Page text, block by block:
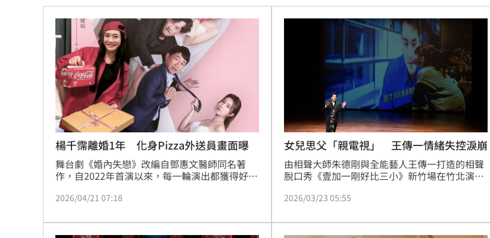
慈濟買BNT遭詐 蔡英文：務必相信專業
73歲首過父親節 他找亡妻淚：今天好快樂
助鳳飛飛一炮而紅 龍千玉亡父超狂身分曝
不斷更新／虎航8日沖繩石垣島8班停飛
天空突下起麻將雨 士林婦險遭砸頭受傷 16:15
反指標女神一句話旺宏重摔！網抖：求放過 16:13
吉安鄉公所副主任酒駕 突開車門害摔車 16:12
白海豚會放颱風假？最新暴風圈侵襲率曝光 16:12
楊千霈離婚1年 化身Pizza外送員畫面曝
舞台劇《婚內失戀》改編自鄧惠文醫師同名著
作，自2022年首演以來，每一輪演出都獲得好評
歸，這也是《婚內失戀》第三度演出，並以「封
2026/04/21 07:18
女兒思父「親電視」 王傳一情緒失控淚崩
由相聲大師朱德剛與全能藝人王傳一打造的相聲
脫口秀《壹加一剛好比三小》新竹場在竹北演藝
候，本場也邀請海裕芬擔任限定嘉賓，三人同台
2026/03/23 05:55